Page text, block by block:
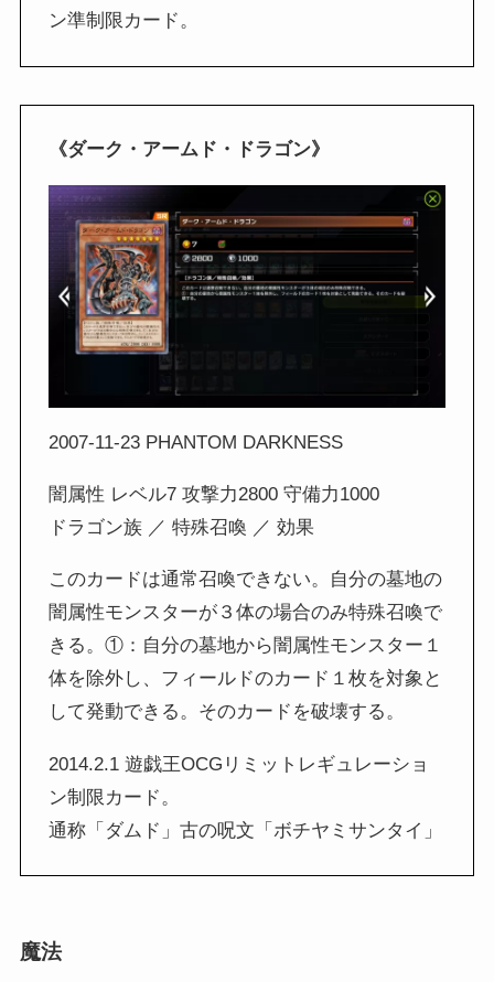
ン準制限カード。
《ダーク・アームド・ドラゴン》
2007-11-23 PHANTOM DARKNESS
闇属性 レベル7 攻撃力2800 守備力1000
ドラゴン族 ／ 特殊召喚 ／ 効果
このカードは通常召喚できない。自分の墓地の
闇属性モンスターが３体の場合のみ特殊召喚で
きる。①：自分の墓地から闇属性モンスター１
体を除外し、フィールドのカード１枚を対象と
して発動できる。そのカードを破壊する。
2014.2.1 遊戯王OCGリミットレギュレーショ
ン制限カード。
通称「ダムド」古の呪文「ボチヤミサンタイ」
魔法